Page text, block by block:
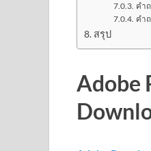
คำ
คำ
สรุป
Adobe